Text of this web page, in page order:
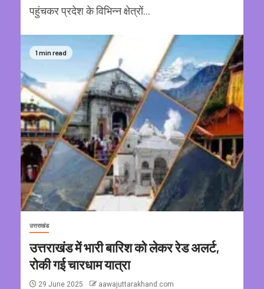
पहुंचकर प्रदेश के विभिन्न क्षेत्रों...
1 min read
उत्तराखंड
उत्तराखंड में भारी बारिश को लेकर रेड अलर्ट,
रोकी गई चारधाम यात्रा
29 June 2025 aawajuttarakhand.com